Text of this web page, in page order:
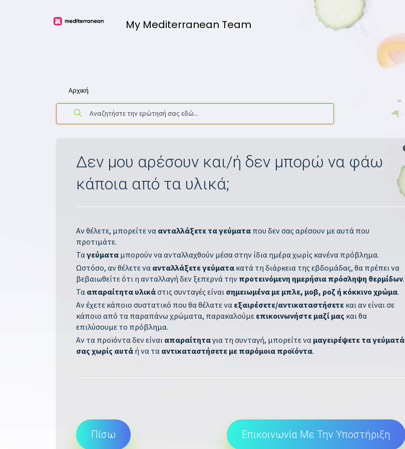
My Mediterranean Team
Αρχική
Δεν μου αρέσουν και/ή δεν μπορώ να φάω
κάποια από τα υλικά;
Αν θέλετε, μπορείτε να ανταλλάξετε τα γεύματα που δεν σας αρέσουν με αυτά που
προτιμάτε.
Τα γεύματα μπορούν να ανταλλαχθούν μέσα στην ίδια ημέρα χωρίς κανένα πρόβλημα.
Ωστόσο, αν θέλετε να ανταλλάξετε γεύματα κατά τη διάρκεια της εβδομάδας, θα πρέπει να
βεβαιωθείτε ότι η ανταλλαγή δεν ξεπερνά την προτεινόμενη ημερήσια πρόσληψη θερμίδων.
Τα απαραίτητα υλικάστις συνταγές είναι σημειωμένα με μπλε, μοβ, ροζ ή κόκκινο χρώμα.
Αν έχετε κάποιο συστατικό που θα θέλατε να εξαιρέσετε/αντικαταστήσετε και αν είναι σε
κάποιο από τα παραπάνω χρώματα, παρακαλούμε επικοινωνήστε μαζί μας και θα
επιλύσουμε το πρόβλημα.
Αν τα προϊόντα δεν είναι απαραίτηταγια τη συνταγή, μπορείτε να μαγειρέψετε τα γεύματά
σας χωρίς αυτά ή να τα αντικαταστήσετε με παρόμοια προϊόντα.
Πίσω Επικοινωνία Με Την Υποστήριξη